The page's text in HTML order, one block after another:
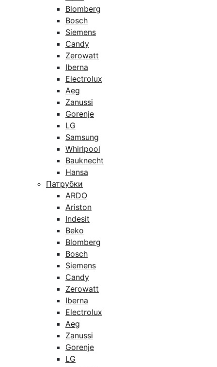
Blomberg
Bosch
Siemens
Candy
Zerowatt
Iberna
Electrolux
Aeg
Zanussi
Gorenje
LG
Samsung
Whirlpool
Bauknecht
Hansa
Патрубки
ARDO
Ariston
Indesit
Beko
Blomberg
Bosch
Siemens
Candy
Zerowatt
Iberna
Electrolux
Aeg
Zanussi
Gorenje
LG